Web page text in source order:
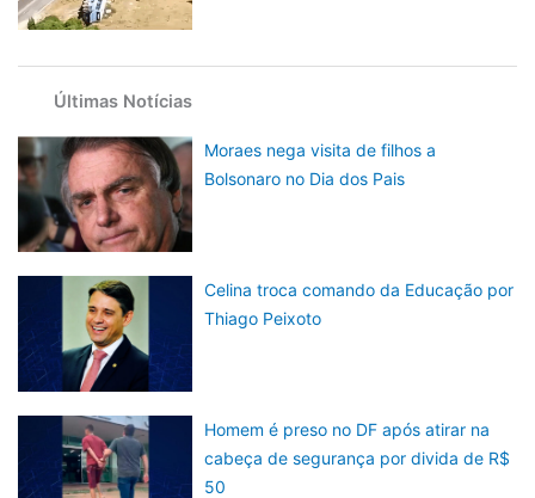
Últimas Notícias
Moraes nega visita de filhos a
Bolsonaro no Dia dos Pais
Celina troca comando da Educação por
Thiago Peixoto
Homem é preso no DF após atirar na
cabeça de segurança por divida de R$
50